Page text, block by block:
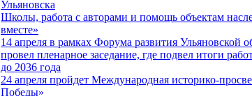
Ульяновска
Школы, работа с авторами и помощь объектам
вместе»
14 апреля в рамках Форума развития Ульяновской
провел пленарное заседание, где подвел итоги
до 2036 года
24 апреля пройдет Международная историко-
Победы»